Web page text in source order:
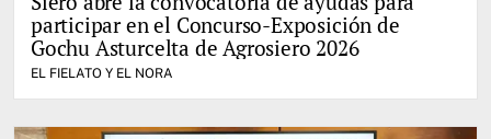
participar en el Concurso-Exposición de
Gochu Asturcelta de Agrosiero 2026
EL FIELATO Y EL NORA